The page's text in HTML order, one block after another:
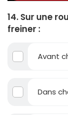
14. Sur une
freiner :
Avant
Dans